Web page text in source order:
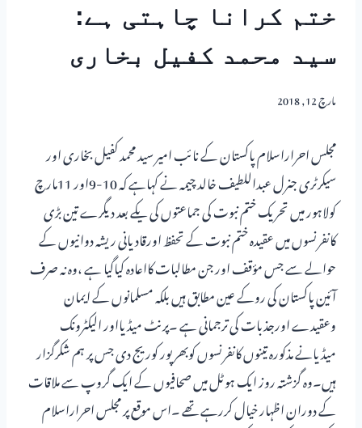
ختم کرانا چاہتی ہے:
سید محمد کفیل بخاری
مارچ 12, 2018
مجلس احراراسلام پاکستان کے نائب امیر سید محمد کفیل بخاری اور
سیکرٹری جنرل عبداللطیف خالد چیمہ نے کہاہے کہ 10-9اور 11مارچ
کولاہور میں تحریک ختم نبوت کی جماعتوں کی یکے بعد دیگرے تین بڑی
کانفرنسوں میں عقیدہ ختم نبوت کے تحفظ اورقادیانی ریشہ دوانیوں کے
حوالے سے جس مؤقف اور جن مطالبات کااعادہ کیاگیا ہے ،وہ نہ صرف
آئین پاکستان کی روکے عین مطابق ہیں بلکہ مسلمانوں کے ایمان
وعقیدے اورجذبات کی ترجمانی ہے ۔پرنٹ میڈیااور الیکٹرونک
میڈیانے مذکورہ تینوں کانفرنسوں کوبھرپور کوریج دی جس پر ہم شکرگزار
ہیں۔وہ گزشتہ روز ایک ہوٹل میں صحافیوں کے ایک گروپ سے ملاقات
کے دوران اظہار خیال کررہے تھے ۔اس موقع پر مجلس احراراسلام